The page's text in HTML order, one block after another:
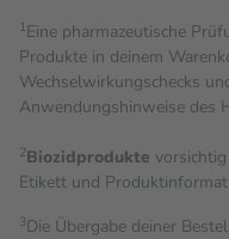
1Eine pharmazeutische
Produkte in deinem
Wechselwirkungschecks
Anwendungshinweise des
2Biozidprodukte
Etikett und
3Die Übergabe deiner